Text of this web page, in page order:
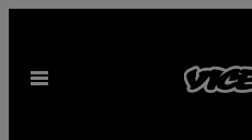
content
Open